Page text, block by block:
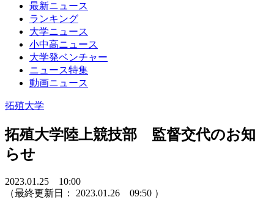
最新ニュース
ランキング
大学ニュース
小中高ニュース
大学発ベンチャー
ニュース特集
動画ニュース
拓殖大学
拓殖大学陸上競技部 監督交代のお知
らせ
2023.01.25 10:00
（最終更新日： 2023.01.26 09:50 ）